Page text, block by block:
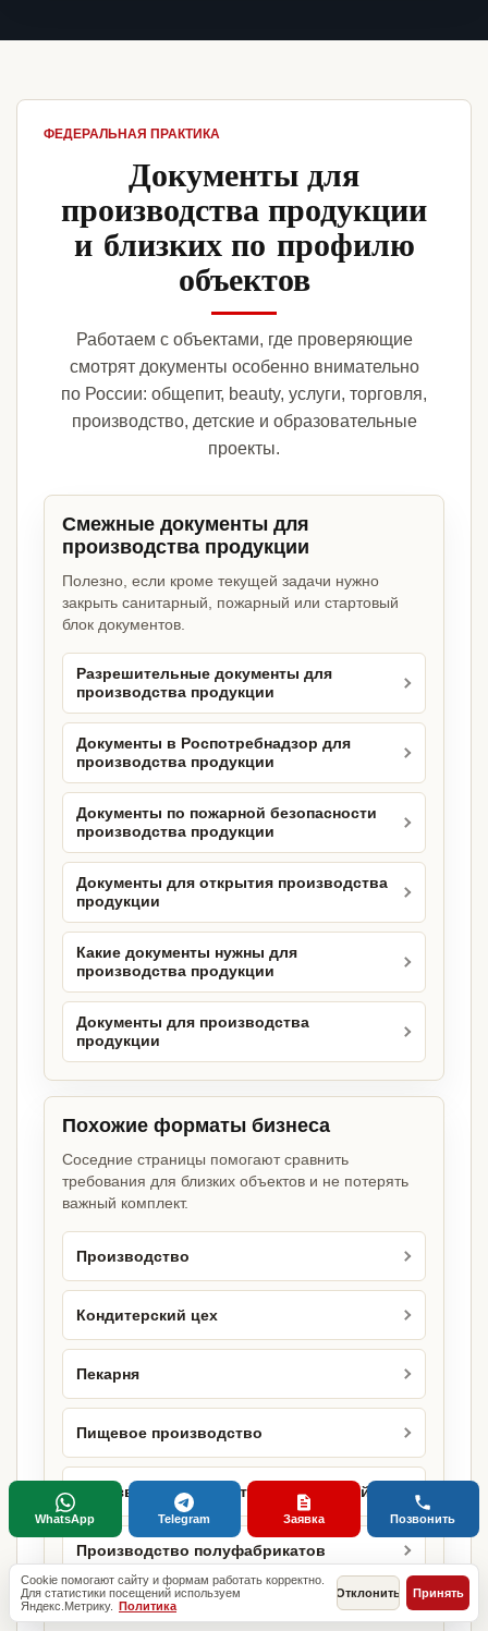
ФЕДЕРАЛЬНАЯ ПРАКТИКА
Документы для
производства продукции
и близких по профилю
объектов
Работаем с объектами, где проверяющие
смотрят документы особенно внимательно
по России: общепит, beauty, услуги, торговля,
производство, детские и образовательные
проекты.
Смежные документы для
производства продукции
Полезно, если кроме текущей задачи нужно
закрыть санитарный, пожарный или стартовый
блок документов.
Разрешительные документы для
производства продукции
Документы в Роспотребнадзор для
производства продукции
Документы по пожарной безопасности
производства продукции
Документы для открытия производства
продукции
Какие документы нужны для
производства продукции
Документы для производства
продукции
Похожие форматы бизнеса
Соседние страницы помогают сравнить
требования для близких объектов и не потерять
важный комплект.
Производство
Кондитерский цех
Пекарня
Пищевое производство
Производство кондитерских изделий
Производство полуфабрикатов
Cookie помогают сайту и формам работать корректно.
Для статистики посещений используем
Яндекс.Метрику. Политика
Отклонить Принять
WhatsApp Telegram Заявка Позвонить